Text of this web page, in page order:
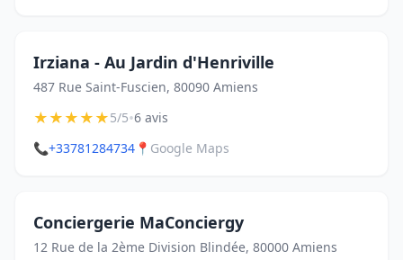
Irziana - Au Jardin d'Henriville
487 Rue Saint-Fuscien, 80090 Amiens
★★★★★5/5•6 avis
📞+33781284734 📍 Google Maps
Conciergerie MaConciergy
12 Rue de la 2ème Division Blindée, 80000 Amiens